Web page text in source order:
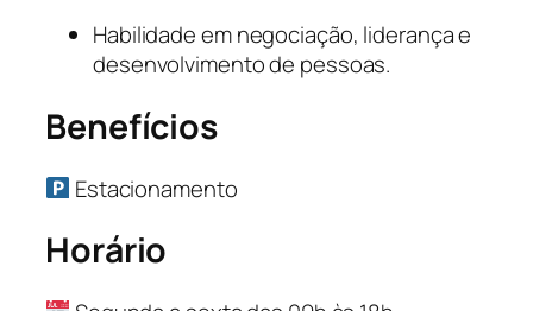
Habilidade em negociação, liderança e
desenvolvimento de pessoas.
Benefícios
Estacionamento
Horário